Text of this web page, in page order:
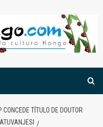
CONCEDE TÍTULO DE DOUTOR